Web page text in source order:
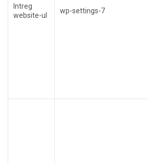
Intreg
website-ul
wp-settings-7